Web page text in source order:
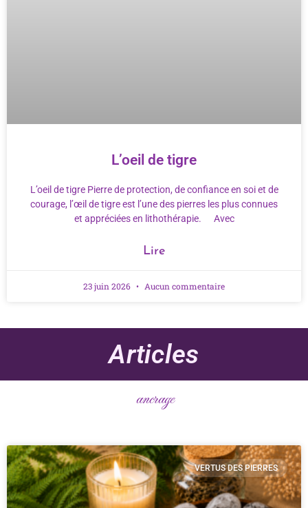
L’oeil de tigre
L’oeil de tigre Pierre de protection, de confiance en soi et de
courage, l’œil de tigre est l’une des pierres les plus connues
et appréciées en lithothérapie. Avec
Lire
23 juin 2026 Aucun commentaire
Articles
ancrage
VERTUS DES PIERRES